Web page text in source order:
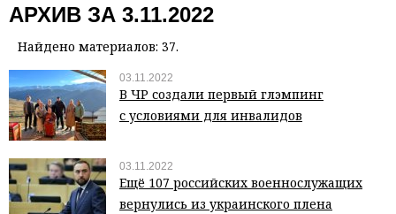
АРХИВ ЗА 3.11.2022
Найдено материалов: 37.
03.11.2022
В ЧР создали первый глэмпинг
с условиями для инвалидов
03.11.2022
Ещё 107 российских военнослужащих
вернулись из украинского плена